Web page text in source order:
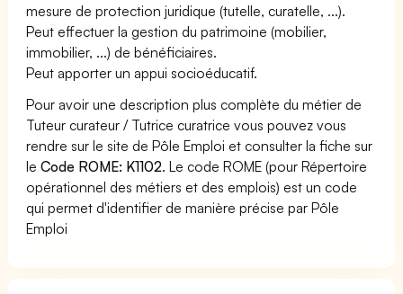
mesure de protection juridique (tutelle, curatelle, ...).
Peut effectuer la gestion du patrimoine (mobilier,
immobilier, ...) de bénéficiaires.
Peut apporter un appui socioéducatif.
Pour avoir une description plus complète du métier de
Tuteur curateur / Tutrice curatrice vous pouvez vous
rendre sur le site de Pôle Emploi et consulter la fiche sur
leCode ROME: K1102. Le code ROME (pour Répertoire
opérationnel des métiers et des emplois) est un code
qui permet d'identifier de manière précise par Pôle
Emploi